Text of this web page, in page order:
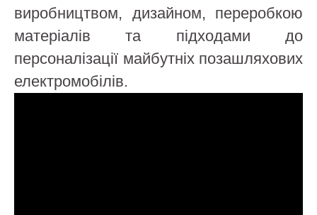
виробництвом, дизайном, переробкою
матеріалів та підходами до
персоналізації майбутніх позашляхових
електромобілів.